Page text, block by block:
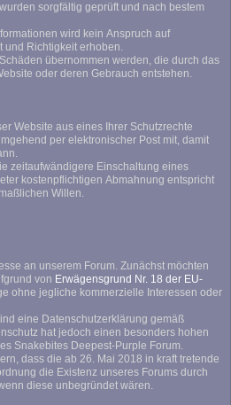
sorgfältig geprüft und nach bestem
Anspruch auf
Vollständigkeit, Aktualität, Qualität und Richtigkeit erhoben.
werden, die durch das
Vertrauen auf die Inhalte dieser Website oder deren Gebrauch entstehen.
Website aus eines Ihrer Schutzrechte
per elektronischer Post mit, damit
mutmaßlichen Willen.
an unserem Forum. Zunächst möchten
von Erwägensgrund Nr. 18 der EU-
ohne jegliche kommerzielle Interessen oder
gemäß
hat jedoch einen besonders hohen
Snakebites Deepest-Purple Forum.
die ab 26. Mai 2018 in kraft tretende
die Existenz unseres Forums durch
diese unbegründet wären.